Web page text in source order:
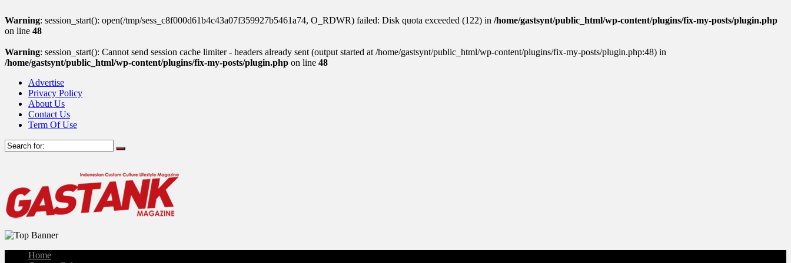
Warning: session_start(): open(/tmp/sess_c8f000d61b4c43a07f359927b5461a74, O_RDWR) failed: Disk quota exceeded (122) in /home/gastsynt/public_html/wp-content/plugins/fix-my-posts/plugin.php
on line 48
Warning: session_start(): Cannot send session cache limiter - headers already sent (output started at /home/gastsynt/public_html/wp-content/plugins/fix-my-posts/plugin.php:48) in
/home/gastsynt/public_html/wp-content/plugins/fix-my-posts/plugin.php on line 48
Advertise
Privacy Policy
About Us
Contact Us
Term Of Use
Home